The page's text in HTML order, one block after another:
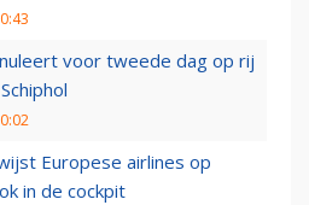
voor tweede dag op rij
Europese airlines op
in de cockpit